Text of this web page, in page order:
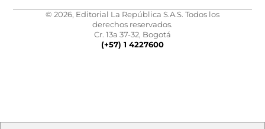
© 2026, Editorial La República S.A.S. Todos los
derechos reservados.
Cr. 13a 37-32, Bogotá
(+57) 1 4227600